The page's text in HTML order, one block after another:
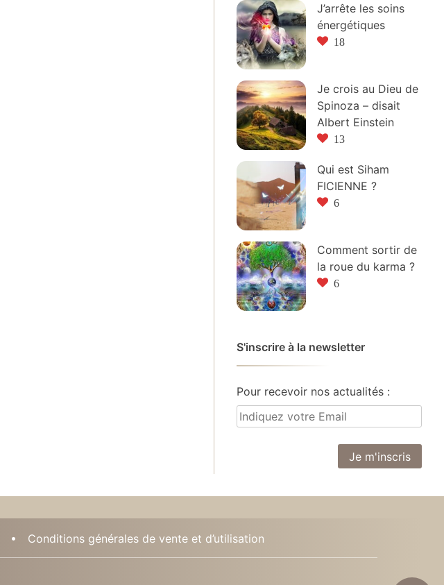
J’arrête les soins
énergétiques
18
Je crois au Dieu de
Spinoza – disait
Albert Einstein
13
Qui est Siham
FICIENNE ?
6
Comment sortir de
la roue du karma ?
6
S'inscrire à la newsletter
Pour recevoir nos actualités :
Conditions générales de vente et d’utilisation